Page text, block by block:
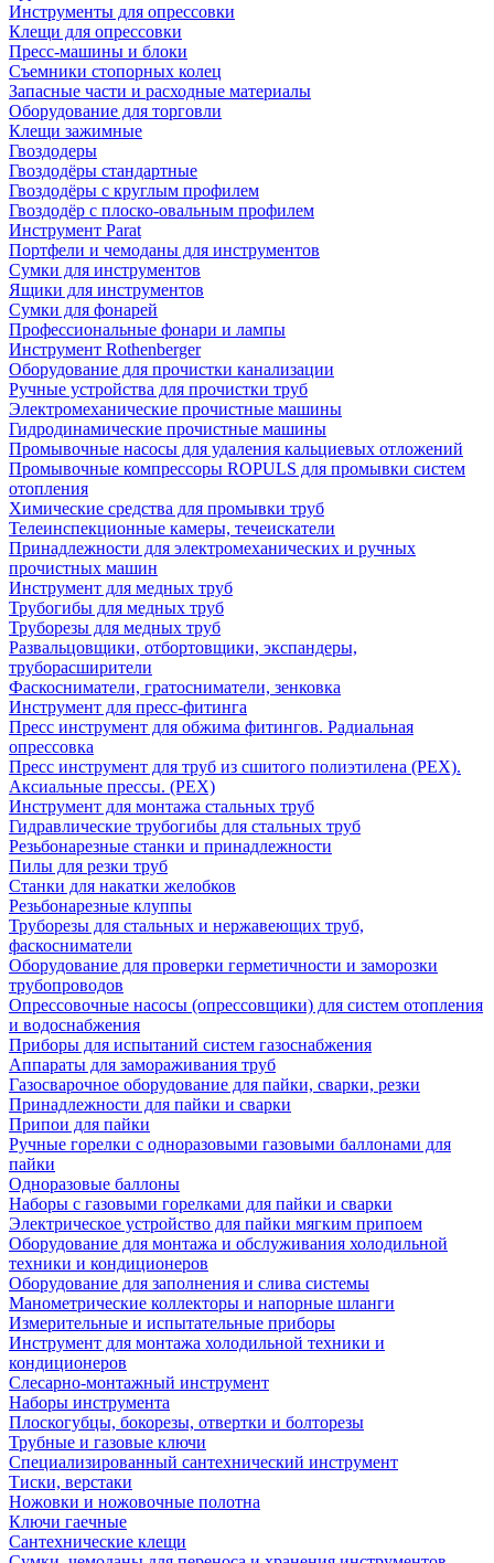
Инструменты для опрессовки
Клещи для опрессовки
Пресс-машины и блоки
Съемники стопорных колец
Запасные части и расходные материалы
Оборудование для торговли
Клещи зажимные
Гвоздодеры
Гвоздодёры стандартные
Гвоздодёры с круглым профилем
Гвоздодёр с плоско-овальным профилем
Инструмент Parat
Портфели и чемоданы для инструментов
Сумки для инструментов
Ящики для инструментов
Сумки для фонарей
Профессиональные фонари и лампы
Инструмент Rothenberger
Оборудование для прочистки канализации
Ручные устройства для прочистки труб
Электромеханические прочистные машины
Гидродинамические прочистные машины
Промывочные насосы для удаления кальциевых отложений
Промывочные компрессоры ROPULS для промывки систем
отопления
Химические средства для промывки труб
Телеинспекционные камеры, течеискатели
Принадлежности для электромеханических и ручных
прочистных машин
Инструмент для медных труб
Трубогибы для медных труб
Труборезы для медных труб
Развальцовщики, отбортовщики, экспандеры,
труборасширители
Фаскосниматели, гратосниматели, зенковка
Инструмент для пресс-фитинга
Пресс инструмент для обжима фитингов. Радиальная
опрессовка
Пресс инструмент для труб из сшитого полиэтилена (PEX).
Аксиальные прессы. (PEX)
Инструмент для монтажа стальных труб
Гидравлические трубогибы для стальных труб
Резьбонарезные станки и принадлежности
Пилы для резки труб
Станки для накатки желобков
Резьбонарезные клуппы
Труборезы для стальных и нержавеющих труб,
фаскосниматели
Оборудование для проверки герметичности и заморозки
трубопроводов
Опрессовочные насосы (опрессовщики) для систем отопления
и водоснабжения
Приборы для испытаний систем газоснабжения
Аппараты для замораживания труб
Газосварочное оборудование для пайки, сварки, резки
Принадлежности для пайки и сварки
Припои для пайки
Ручные горелки с одноразовыми газовыми баллонами для
пайки
Одноразовые баллоны
Наборы с газовыми горелками для пайки и сварки
Электрическое устройство для пайки мягким припоем
Оборудование для монтажа и обслуживания холодильной
техники и кондиционеров
Оборудование для заполнения и слива системы
Манометрические коллекторы и напорные шланги
Измерительные и испытательные приборы
Инструмент для монтажа холодильной техники и
кондиционеров
Слесарно-монтажный инструмент
Наборы инструмента
Плоскогубцы, бокорезы, отвертки и болторезы
Трубные и газовые ключи
Специализированный сантехнический инструмент
Тиски, верстаки
Ножовки и ножовочные полотна
Ключи гаечные
Сантехнические клещи